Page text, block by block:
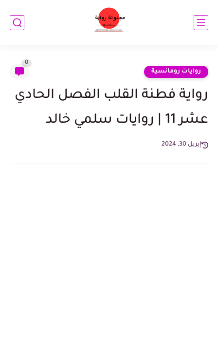
روايات رومانسية
0
رواية فطنة القلب الفصل الحادي
عشر 11 | روايات سلمي خالد
إبريل 30, 2024